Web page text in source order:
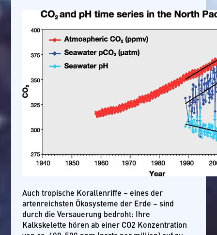
Auch tropische Korallenriffe – eines der
artenreichsten Ökosysteme der Erde – sind
durch die Versauerung bedroht: Ihre
Kalkskelette hören ab einer CO2 Konzentration